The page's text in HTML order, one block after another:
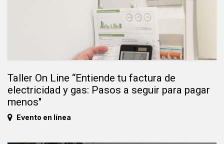
Taller On Line “Entiende tu factura de
electricidad y gas: Pasos a seguir para pagar
menos"
Evento en línea